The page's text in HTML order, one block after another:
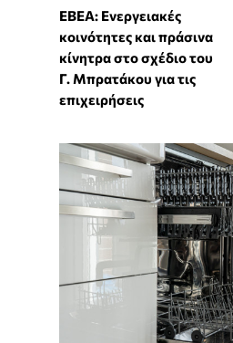
ΕΒΕΑ: Ενεργειακές
κοινότητες και πράσινα
κίνητρα στο σχέδιο του
Γ. Μπρατάκου για τις
επιχειρήσεις